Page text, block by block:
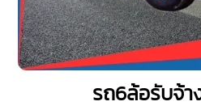
รถ6ล้อรับจ้า